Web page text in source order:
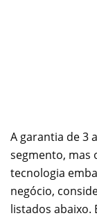
A garantia de 3
segmento, mas
tecnologia
negócio,
listados abaixo.